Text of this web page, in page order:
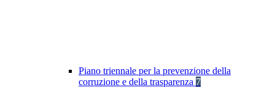
Piano triennale per la prevenzione della
corruzione e della trasparenza 7